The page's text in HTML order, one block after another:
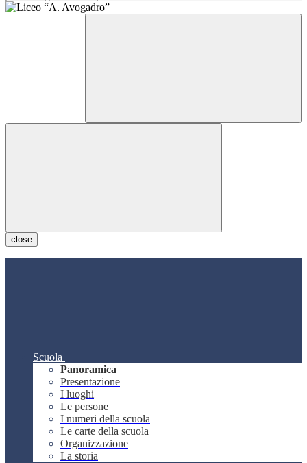
close
Scuola
Panoramica
Presentazione
I luoghi
Le persone
I numeri della scuola
Le carte della scuola
Organizzazione
La storia